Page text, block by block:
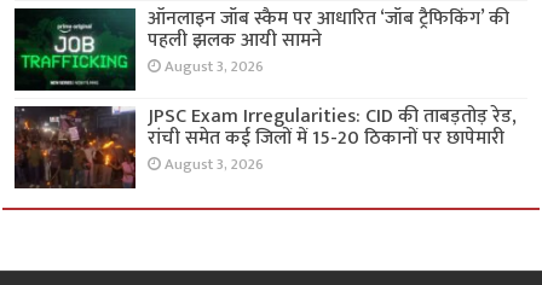
ऑनलाइन जॉब स्कैम पर आधारित ‘जॉब ट्रैफिकिंग’ की
पहली झलक आयी सामने
August 3, 2026
JPSC Exam Irregularities: CID की ताबड़तोड़ रेड,
रांची समेत कई जिलों में 15-20 ठिकानों पर छापेमारी
August 3, 2026